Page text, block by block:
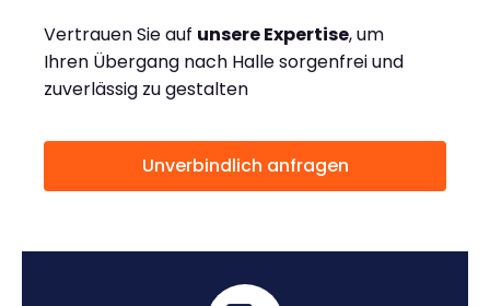
Vertrauen Sie auf unsere Expertise, um
Ihren Übergang nach Halle sorgenfrei und
zuverlässig zu gestalten
Unverbindlich anfragen